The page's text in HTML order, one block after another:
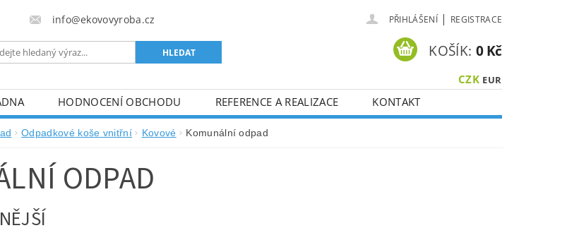
info@ekovovyroba.cz PŘIHLÁŠENÍ | REGISTRACE
CZK EUR
KOŠÍK: 0 Kč
HODNOCENÍ OBCHODU REFERENCE A REALIZACE
KONTAKT
Odpadkové koše vnitřní Kovové Komunální odpad
ODPAD